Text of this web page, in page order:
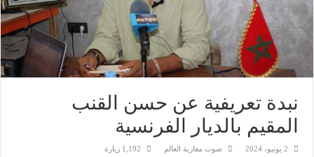
نبدة تعريفية عن حسن القنب
المقيم بالديار الفرنسية
2 يونيو، 2024 صوت مغاربة العالم 1,192 زيارة